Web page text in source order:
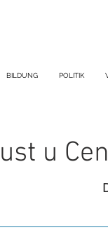
BILDUNG POLITIK
u